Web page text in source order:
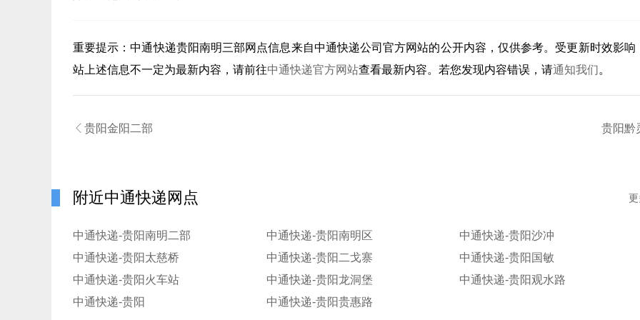
重要提示：中通快递贵阳南明三部网点信息来自中通快递公司官方网站的公开内容，仅供参考。受更新时效影响
站上述信息不一定为最新内容，请前往中通快递官方网站查看最新内容。若您发现内容错误，请通知我们。
 贵阳金阳二部 贵阳黔
附近中通快递网点
中通快递-贵阳南明二部 中通快递-贵阳南明区
中通快递-贵阳沙冲
中通快递-贵阳太慈桥
中通快递-贵阳二戈寨
中通快递-贵阳国敏
中通快递-贵阳火车站
中通快递-贵阳龙洞堡
中通快递-贵阳观水路
中通快递-贵阳
中通快递-贵阳贵惠路